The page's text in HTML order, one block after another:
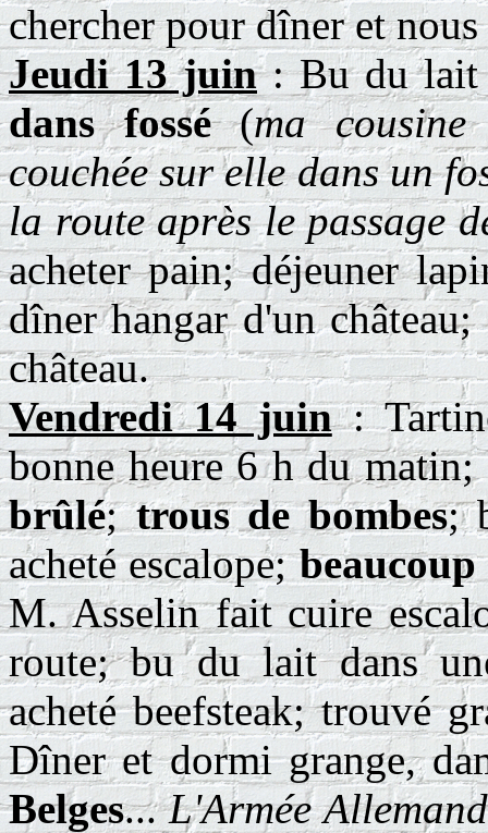
chercher pour dîner et nous
Jeudi 13 juin: Bu du lait
dans fossé(ma
couchée sur elle dans un
la route après le passage
acheter pain; déjeuner
dîner hangar d'un château;
château.
Vendredi 14 juin:
bonne heure 6 h du matin;
brûlé;trous de bombes;
acheté escalope;beaucoup
M. Asselin fait cuire
route; bu du lait dans
acheté beefsteak; trouvé
Dîner et dormi grange,
Belges...L'Armée